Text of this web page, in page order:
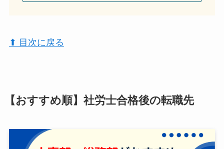
⬆︎ 目次に戻る
【おすすめ順】社労士合格後の転職先